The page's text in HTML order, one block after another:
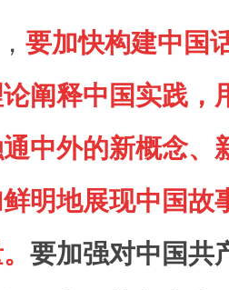
要加快构建中国
阐释中国实践，
中外的新概念、
明地展现中国故
要加强对中国共